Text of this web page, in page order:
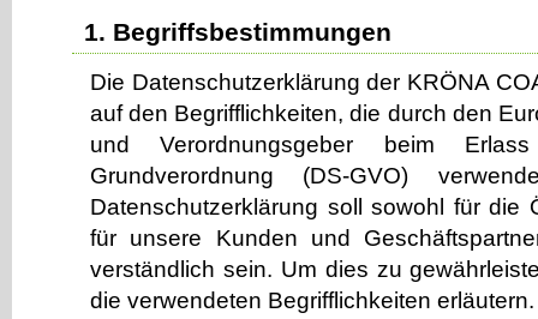
1. Begriffsbestimmungen
Die Datenschutzerklärung der KRÖNA
auf den Begrifflichkeiten, die durch den
und Verordnungsgeber beim
Grundverordnung (DS-GVO)
Datenschutzerklärung soll sowohl für die
für unsere Kunden und
verständlich sein. Um dies zu
die verwendeten Begrifflichkeiten erläutern.